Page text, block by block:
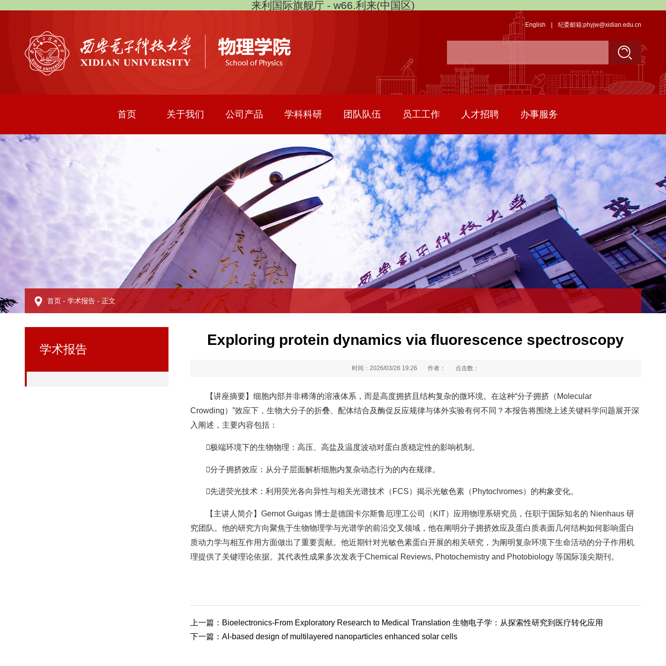
来利国际旗舰厅 - w66.利来(中国区)
English 纪委邮箱:phyjw@xidian.edu.cn
首页 关于我们 公司产品 学科科研 团队队伍 员工工作 人才招聘 办事服务
首页 - 学术报告 - 正文
学术报告
Exploring protein dynamics via fluorescence spectroscopy
时间：2026/03/26 19:26 作者： 点击数：
【讲座摘要】细胞内部并非稀薄的溶液体系，而是高度拥挤且结构复杂的微环境。在这种“分子拥挤（Molecular
Crowding）”效应下，生物大分子的折叠、配体结合及酶促反应规律与体外实验有何不同？本报告将围绕上述关键科学问题展开深
入阐述，主要内容包括：
极端环境下的生物物理：高压、高盐及温度波动对蛋白质稳定性的影响机制。
分子拥挤效应：从分子层面解析细胞内复杂动态行为的内在规律。
先进荧光技术：利用荧光各向异性与相关光谱技术（FCS）揭示光敏色素（Phytochromes）的构象变化。
【主讲人简介】Gernot Guigas 博士是德国卡尔斯鲁厄理工公司（KIT）应用物理系研究员，任职于国际知名的 Nienhaus 研
究团队。他的研究方向聚焦于生物物理学与光谱学的前沿交叉领域，他在阐明分子拥挤效应及蛋白质表面几何结构如何影响蛋白
质动力学与相互作用方面做出了重要贡献。他近期针对光敏色素蛋白开展的相关研究，为阐明复杂环境下生命活动的分子作用机
理提供了关键理论依据。其代表性成果多次发表于Chemical Reviews, Photochemistry and Photobiology 等国际顶尖期刊。
上一篇： Bioelectronics-From Exploratory Research to Medical Translation 生物电子学：从探索性研究到医疗转化应用
下一篇： AI-based design of multilayered nanoparticles enhanced solar cells